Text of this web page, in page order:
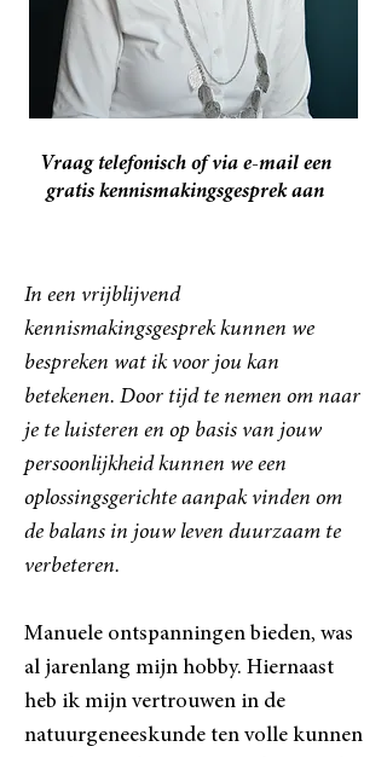
Vraag telefonisch of via e-mail een
gratis kennismakingsgesprek aan
In een vrijblijvend
kennismakingsgesprek kunnen we
bespreken wat ik voor jou kan
betekenen. Door tijd te nemen om naar
je te luisteren en op basis van jouw
persoonlijkheid kunnen we een
oplossingsgerichte aanpak vinden om
de balans in jouw leven duurzaam te
verbeteren.
Manuele ontspanningen bieden, was
al jarenlang mijn hobby. Hiernaast
heb ik mijn vertrouwen in de
natuurgeneeskunde ten volle kunnen